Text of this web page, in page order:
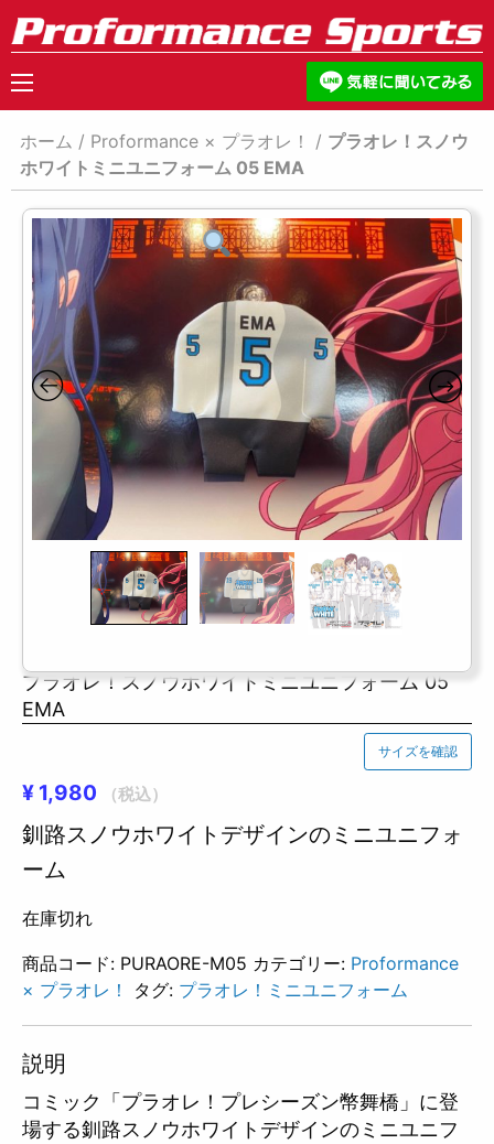
ホーム / Proformance × プラオレ！ / プラオレ！スノウ
ホワイトミニユニフォーム 05 EMA
プラオレ！スノウホワイトミニユニフォーム 05
EMA
サイズを確認
¥ 1,980 （税込）
釧路スノウホワイトデザインのミニユニフォ
ーム
在庫切れ
商品コード: PURAORE-M05 カテゴリー: Proformance
× プラオレ！
タグ: プラオレ！ミニユニフォーム
説明
コミック「プラオレ！プレシーズン幣舞橋」に登
場する釧路スノウホワイトデザインのミニユニフ